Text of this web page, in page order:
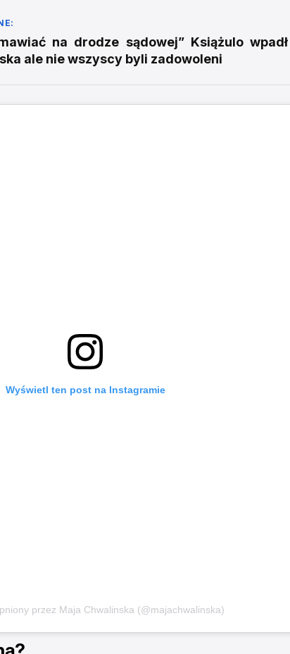
na drodze sądowej” Książulo
ale nie wszyscy byli zadowoleni
Wyświetl ten post na Instagramie
przez Maja Chwalinska (@majachwalinska)